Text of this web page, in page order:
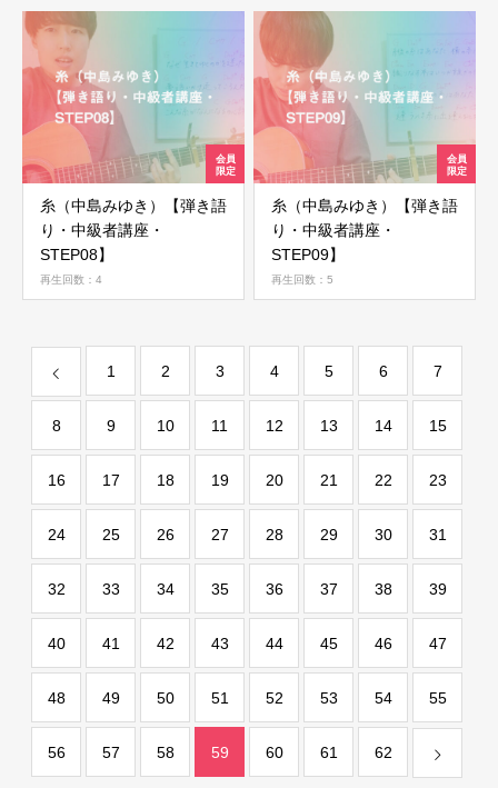
糸（中島みゆき）【弾き語
り・中級者講座・
STEP08】
再生回数：4
糸（中島みゆき）【弾き語
り・中級者講座・
STEP09】
再生回数：5
1 2 3 4 5 6 7
8 9 10 11 12 13 14 15
16 17 18 19 20 21 22 23
24 25 26 27 28 29 30 31
32 33 34 35 36 37 38 39
40 41 42 43 44 45 46 47
48 49 50 51 52 53 54 55
56 57 58 59 60 61 62